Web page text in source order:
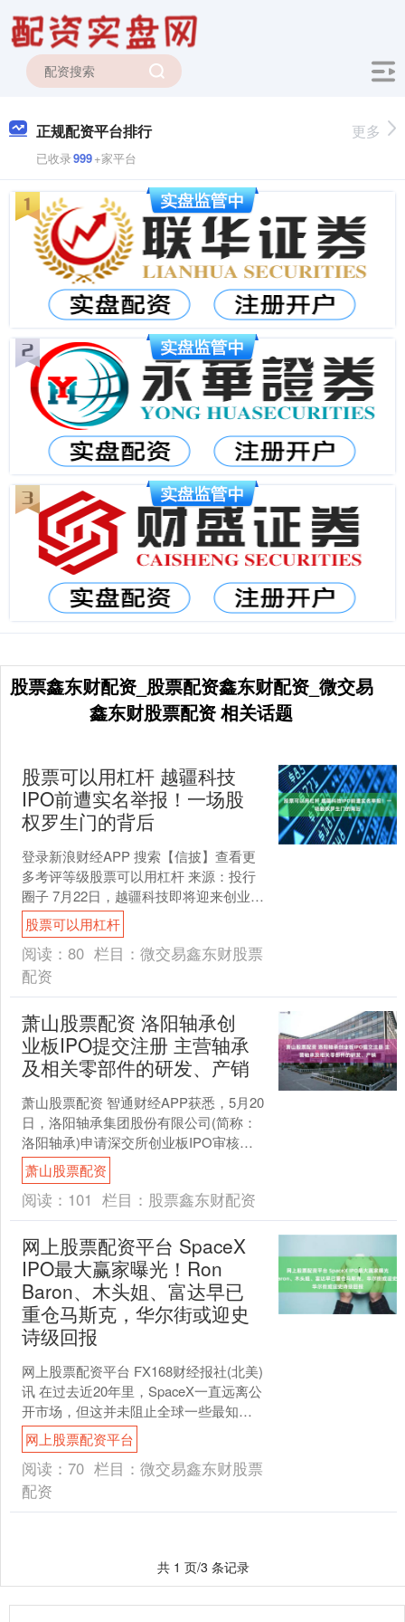
正规配资平台排行
已收录999+家平台
更多
股票鑫东财配资_股票配资鑫东财配资_微交易
鑫东财股票配资 相关话题
股票可以用杠杆 越疆科技
IPO前遭实名举报！一场股
权罗生门的背后
登录新浪财经APP 搜索【信披】查看更
多考评等级股票可以用杠杆 来源：投行
圈子 7月22日，越疆科技即将迎来创业板
IPO上会的关键时刻。作为大湾区首单“H
回A”....
股票可以用杠杆
阅读： 80 栏目： 微交易鑫东财股票
配资
萧山股票配资 洛阳轴承创
业板IPO提交注册 主营轴承
及相关零部件的研发、产销
萧山股票配资 智通财经APP获悉，5月20
日，洛阳轴承集团股份有限公司(简称：
洛阳轴承)申请深交所创业板IPO审核状
态变更为“提交注册”。中信建投证券为其
保荐机....
萧山股票配资
阅读： 101 栏目： 股票鑫东财配资
网上股票配资平台 SpaceX
IPO最大赢家曝光！Ron
Baron、木头姐、富达早已
重仓马斯克，华尔街或迎史
诗级回报
网上股票配资平台 FX168财经报社(北美)
讯 在过去近20年里，SpaceX一直远离公
开市场，但这并未阻止全球一些最知名
的投资者悄悄买入这家火箭制造商的股
份。....
网上股票配资平台
阅读： 70 栏目： 微交易鑫东财股票
配资
共 1 页/3 条记录